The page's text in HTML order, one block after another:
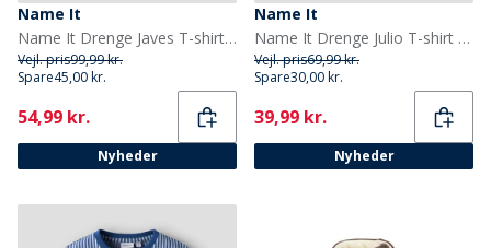
Name It
Name It Drenge Javes T-shirt Chateau Gray
Vejl. pris99,99 kr.
Spare45,00 kr.
Current
54,99 kr.
Nyheder
Name It
Name It Drenge Julio T-shirt Desert Sage
Vejl. pris69,99 kr.
Spare30,00 kr.
Current
39,99 kr.
Nyheder